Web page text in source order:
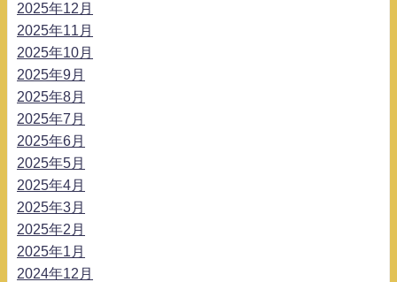
2025年12月
2025年11月
2025年10月
2025年9月
2025年8月
2025年7月
2025年6月
2025年5月
2025年4月
2025年3月
2025年2月
2025年1月
2024年12月